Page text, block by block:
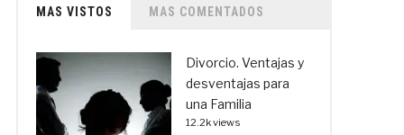
MAS VISTOS MAS COMENTADOS
Divorcio. Ventajas y
desventajas para
una Familia
12.2k views